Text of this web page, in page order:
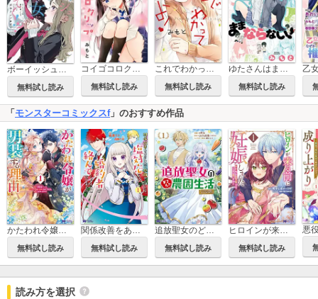
無料試し読み
コイゴコロクリップ
無料試し読み
これでわかってよ!
無料試し読み
ゆたさんはままならない!
無料試し読み
「モンスターコミックスf」のおすすめ作品
無料試し読み 無料試し読み 無料試し読み 無料試し読み
読み方を選択